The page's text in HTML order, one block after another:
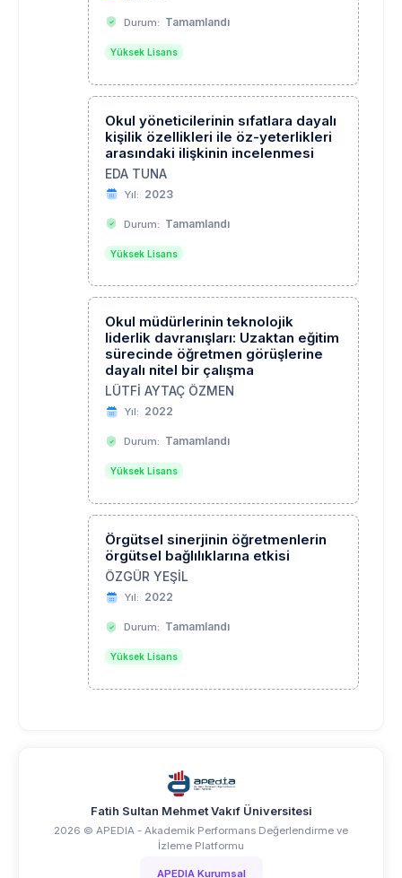
Durum: Tamamlandı
Yüksek Lisans
Okul yöneticilerinin sıfatlara dayalı
kişilik özellikleri ile öz-yeterlikleri
arasındaki ilişkinin incelenmesi
EDA TUNA
Yıl: 2023
Durum: Tamamlandı
Yüksek Lisans
Okul müdürlerinin teknolojik
liderlik davranışları: Uzaktan eğitim
sürecinde öğretmen görüşlerine
dayalı nitel bir çalışma
LÜTFİ AYTAÇ ÖZMEN
Yıl: 2022
Durum: Tamamlandı
Yüksek Lisans
Örgütsel sinerjinin öğretmenlerin
örgütsel bağlılıklarına etkisi
ÖZGÜR YEŞİL
Yıl: 2022
Durum: Tamamlandı
Yüksek Lisans
Fatih Sultan Mehmet Vakıf Üniversitesi
2026 © APEDIA - Akademik Performans Değerlendirme ve
İzleme Platformu
APEDIA Kurumsal